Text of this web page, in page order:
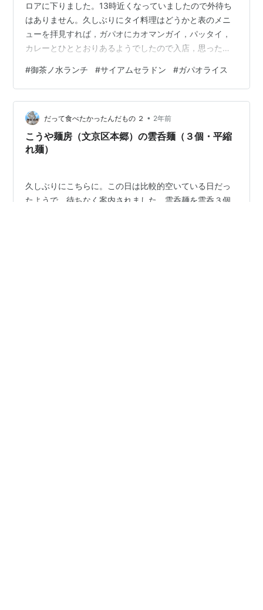
ロアに下りました。13時近くなっていましたので外待ち
はありません。久しぶりにタイ料理はどうかと表のメニ
ューを拝見すれば，ガパオにカオマンガイ，パッタイ，
カレーとひととおりあるようでしたので入店，思ったよ
注，すぐに来ました。野菜スープ付。目玉焼きが冷めて
いたのはアレですが，タイ米のごはん，ガパオ（鶏挽肉
バジル炒めのごはんのせ）はしっかりスパイシーで思っ
たよりも多めのごはんとよく混ぜていただきました。辛
いだけでなく，しっかり旨味もありましたのでやや多め
と思ったごはんもきちんと完食しました。 サイアム…
#御茶ノ水ランチ #サイアムセラドン #ガパオライス
だって食べたかったんだもの ２ • 2年前
こうや麺房（文京区本郷）の雲呑麺（３個・平縮
れ麺）